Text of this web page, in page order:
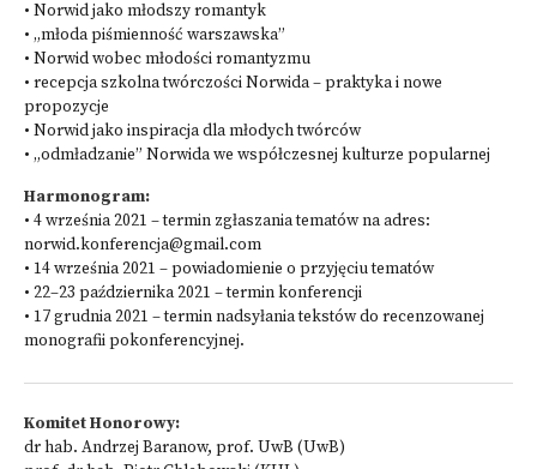
• Norwid jako młodszy romantyk
• „młoda piśmienność warszawska”
• Norwid wobec młodości romantyzmu
• recepcja szkolna twórczości Norwida – praktyka i nowe
propozycje
• Norwid jako inspiracja dla młodych twórców
• „odmładzanie” Norwida we współczesnej kulturze popularnej
Harmonogram:
• 4 września 2021 – termin zgłaszania tematów na adres:
norwid.konferencja@gmail.com
• 14 września 2021 – powiadomienie o przyjęciu tematów
• 22–23 października 2021 – termin konferencji
• 17 grudnia 2021 – termin nadsyłania tekstów do recenzowanej
monografii pokonferencyjnej.
Komitet Honorowy:
dr hab. Andrzej Baranow, prof. UwB (UwB)